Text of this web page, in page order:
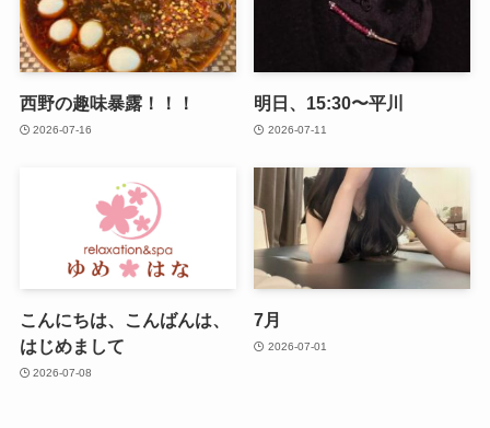
西野の趣味暴露！！！
2026-07-16
明日、15:30〜平川
2026-07-11
こんにちは、こんばんは、
はじめまして
2026-07-08
7月
2026-07-01